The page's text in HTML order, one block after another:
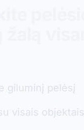
giluminį pelėsį
visais objektais